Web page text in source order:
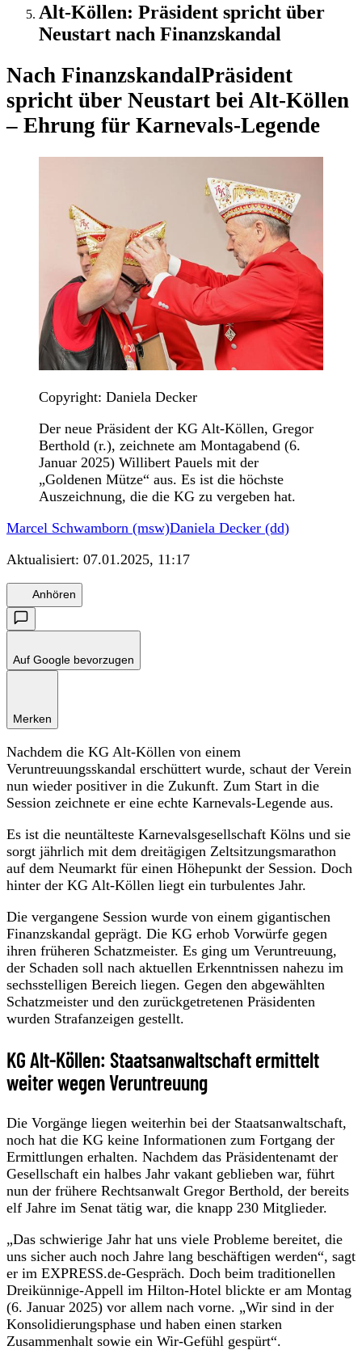
Alt-Köllen: Präsident spricht über
Neustart nach Finanzskandal
Nach FinanzskandalPräsident
spricht über Neustart bei Alt-Köllen
– Ehrung für Karnevals-Legende
Copyright: Daniela Decker
Der neue Präsident der KG Alt-Köllen, Gregor
Berthold (r.), zeichnete am Montagabend (6.
Januar 2025) Willibert Pauels mit der
„Goldenen Mütze“ aus. Es ist die höchste
Auszeichnung, die die KG zu vergeben hat.
Marcel Schwamborn (msw)Daniela Decker (dd)
Aktualisiert: 07.01.2025, 11:17
Anhören
Auf Google bevorzugen
Merken
Nachdem die KG Alt-Köllen von einem
Veruntreuungsskandal erschüttert wurde, schaut der Verein
nun wieder positiver in die Zukunft. Zum Start in die
Session zeichnete er eine echte Karnevals-Legende aus.
Es ist die neuntälteste Karnevalsgesellschaft Kölns und sie
sorgt jährlich mit dem dreitägigen Zeltsitzungsmarathon
auf dem Neumarkt für einen Höhepunkt der Session. Doch
hinter der KG Alt-Köllen liegt ein turbulentes Jahr.
Die vergangene Session wurde von einem gigantischen
Finanzskandal geprägt. Die KG erhob Vorwürfe gegen
ihren früheren Schatzmeister. Es ging um Veruntreuung,
der Schaden soll nach aktuellen Erkenntnissen nahezu im
sechsstelligen Bereich liegen. Gegen den abgewählten
Schatzmeister und den zurückgetretenen Präsidenten
wurden Strafanzeigen gestellt.
KG Alt-Köllen: Staatsanwaltschaft ermittelt
weiter wegen Veruntreuung
Die Vorgänge liegen weiterhin bei der Staatsanwaltschaft,
noch hat die KG keine Informationen zum Fortgang der
Ermittlungen erhalten. Nachdem das Präsidentenamt der
Gesellschaft ein halbes Jahr vakant geblieben war, führt
nun der frühere Rechtsanwalt Gregor Berthold, der bereits
elf Jahre im Senat tätig war, die knapp 230 Mitglieder.
„Das schwierige Jahr hat uns viele Probleme bereitet, die
uns sicher auch noch Jahre lang beschäftigen werden“, sagt
er im EXPRESS.de-Gespräch. Doch beim traditionellen
Dreikünnige-Appell im Hilton-Hotel blickte er am Montag
(6. Januar 2025) vor allem nach vorne. „Wir sind in der
Konsolidierungsphase und haben einen starken
Zusammenhalt sowie ein Wir-Gefühl gespürt“.